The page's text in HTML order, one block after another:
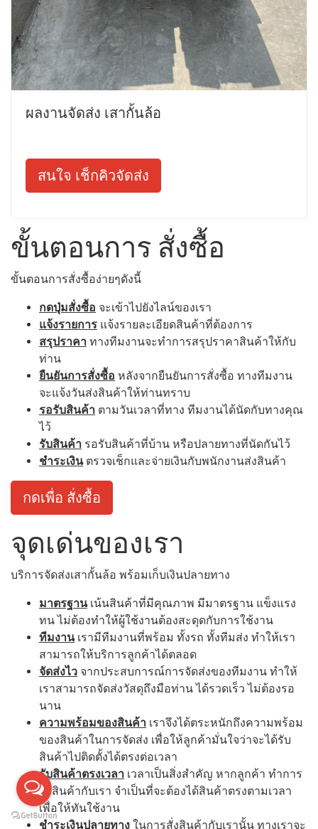
ผลงานจัดส่ง เสากั้นล้อ
สนใจ เช็กคิวจัดส่ง
ขั้นตอนการ สั่งซื้อ
ขั้นตอนการสั่งซื้อง่ายๆดังนี้
กดปุ่มสั่งซื้อ จะเข้าไปยังไลน์ของเรา
แจ้งรายการ แจ้งรายละเอียดสินค้าที่ต้องการ
สรุปราคา ทางทีมงานจะทำการสรุปราคาสินค้าให้กับ
ท่าน
ยืนยันการสั่งซื้อ หลังจากยืนยันการสั่งซื้อ ทางทีมงาน
จะแจ้งวันส่งสินค้าให้ท่านทราบ
รอรับสินค้า ตามวันเวลาที่ทาง ทีมงานได้นัดกับทางคุณ
ไว้
รับสินค้า รอรับสินค้าที่บ้าน หรือปลายทางที่นัดกันไว้
ชำระเงินตรวจเช็กและจ่ายเงินกับพนักงานส่งสินค้า
กดเพื่อ สั่งซื้อ
จุดเด่นของเรา
บริการจัดส่งเสากั้นล้อ พร้อมเก็บเงินปลายทาง
มาตรฐานเน้นสินค้าที่มีคุณภาพ มีมาตรฐาน แข็งแรง
ทน ไม่ต้องทำให้ผู้ใช้งานต้องสะดุดกับการใช้งาน
ทีมงานเรามีทีมงานที่พร้อม ทั้งรถ ทั้งทีมส่ง ทำให้เรา
สามารถให้บริการลูกค้าได้ตลอด
จัดส่งไว จากประสบการณ์การจัดส่งของทีมงาน ทำให้
เราสามารถจัดส่งวัสดุถึงมือท่าน ได้รวดเร็ว ไม่ต้องรอ
นาน
ความพร้อมของสินค้า เราจึงได้ตระหนักถึงความพร้อม
ของสินค้าในการจัดส่ง เพื่อให้ลูกค้ามั่นใจว่าจะได้รับ
สินค้าไปติดตั้งได้ตรงต่อเวลา
รับสินค้าตรงเวลา เวลาเป็นสิ่งสำคัญ หากลูกค้า ทำการ
สั่งสินค้ากับเรา จำเป็นที่จะต้องได้สินค้าตรงตามเวลา
เพื่อให้ทันใช้งาน
ชำระเงินปลายทาง ในการสั่งสินค้ากับเรานั้น ทางเราจะ